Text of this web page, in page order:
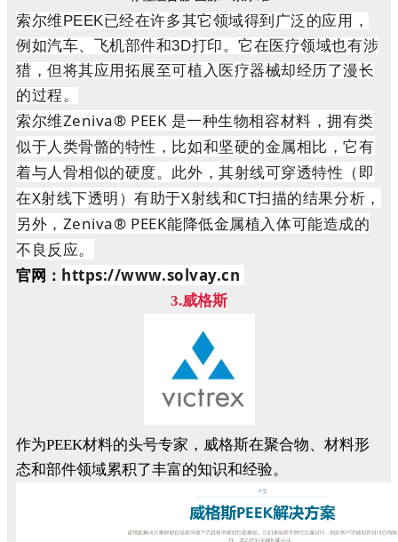
索尔维PEEK已经在许多其它领域得到广泛的应用，
例如汽车、飞机部件和3D打印。它在医疗领域也有涉
猎，但将其应用拓展至可植入医疗器械却经历了漫长
的过程。
索尔维Zeniva® PEEK 是一种生物相容材料，拥有类
似于人类骨骼的特性，比如和坚硬的金属相比，它有
着与人骨相似的硬度。此外，其射线可穿透特性（即
在X射线下透明）有助于X射线和CT扫描的结果分析，
另外，Zeniva® PEEK能降低金属植入体可能造成的
不良反应。
官网： https://www.solvay.cn
3.威格斯
作为PEEK材料的头号专家，威格斯在聚合物、材料形
态和部件领域累积了丰富的知识和经验。